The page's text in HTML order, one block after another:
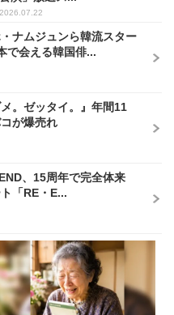
2026.07.22
ナムジュンら韓流スター
で会える韓国俳...
メ。ゼッタイ。』年間11
が爆売れ
、15周年で完全体来
「RE・E...